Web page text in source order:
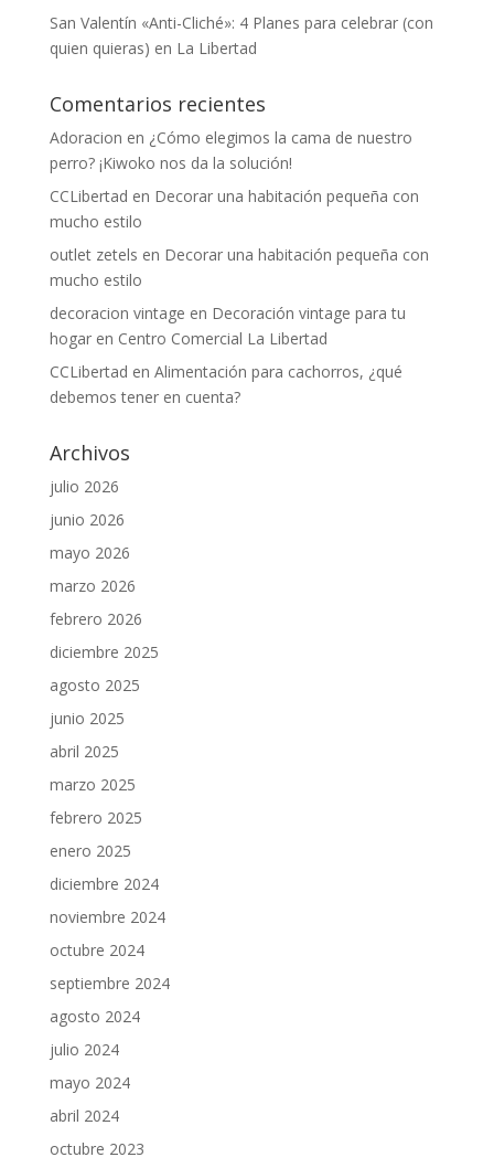
San Valentín «Anti-Cliché»: 4 Planes para celebrar (con
quien quieras) en La Libertad
Comentarios recientes
Adoracion en ¿Cómo elegimos la cama de nuestro
perro? ¡Kiwoko nos da la solución!
CCLibertad en Decorar una habitación pequeña con
mucho estilo
outlet zetels en Decorar una habitación pequeña con
mucho estilo
decoracion vintage en Decoración vintage para tu
hogar en Centro Comercial La Libertad
CCLibertad en Alimentación para cachorros, ¿qué
debemos tener en cuenta?
Archivos
julio 2026
junio 2026
mayo 2026
marzo 2026
febrero 2026
diciembre 2025
agosto 2025
junio 2025
abril 2025
marzo 2025
febrero 2025
enero 2025
diciembre 2024
noviembre 2024
octubre 2024
septiembre 2024
agosto 2024
julio 2024
mayo 2024
abril 2024
octubre 2023